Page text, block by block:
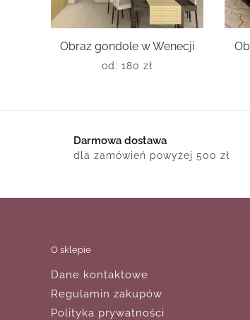
Obraz gondole w Wenecji
od: 180 zł
Darmowa dostawa
dla zamówień powyżej 500 zł
O sklepie
Dane kontaktowe
Regulamin zakupów
Polityka prywatności